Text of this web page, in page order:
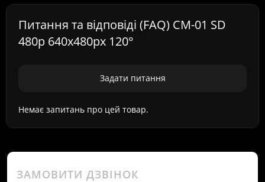
Питання та відповіді (FAQ) CM-01 SD
480p 640x480px 120°
Задати питання
Немає запитань про цей товар.
ЗАМОВИТИ ДЗВІНОК